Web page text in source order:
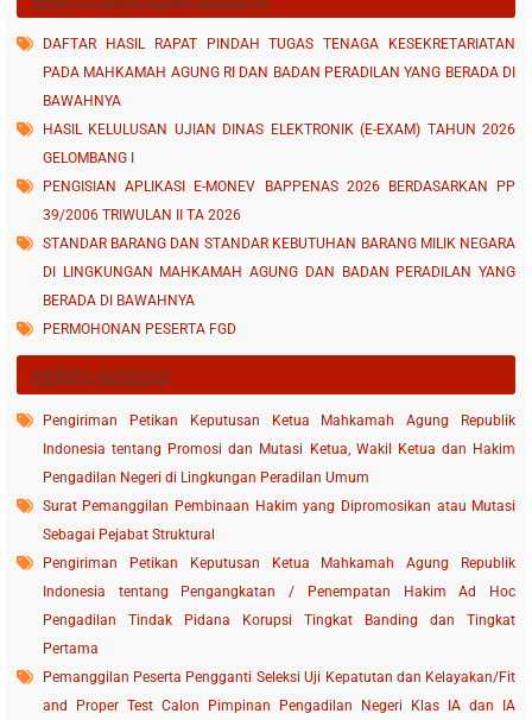
DAFTAR HASIL RAPAT PINDAH TUGAS TENAGA KESEKRETARIATAN
PADA MAHKAMAH AGUNG RI DAN BADAN PERADILAN YANG BERADA DI
BAWAHNYA
HASIL KELULUSAN UJIAN DINAS ELEKTRONIK (E-EXAM) TAHUN 2026
GELOMBANG I
PENGISIAN APLIKASI E-MONEV BAPPENAS 2026 BERDASARKAN PP
39/2006 TRIWULAN II TA 2026
STANDAR BARANG DAN STANDAR KEBUTUHAN BARANG MILIK NEGARA
DI LINGKUNGAN MAHKAMAH AGUNG DAN BADAN PERADILAN YANG
BERADA DI BAWAHNYA
PERMOHONAN PESERTA FGD
BERITA BADILUM
Pengiriman Petikan Keputusan Ketua Mahkamah Agung Republik
Indonesia tentang Promosi dan Mutasi Ketua, Wakil Ketua dan Hakim
Pengadilan Negeri di Lingkungan Peradilan Umum
Surat Pemanggilan Pembinaan Hakim yang Dipromosikan atau Mutasi
Sebagai Pejabat Struktural
Pengiriman Petikan Keputusan Ketua Mahkamah Agung Republik
Indonesia tentang Pengangkatan / Penempatan Hakim Ad Hoc
Pengadilan Tindak Pidana Korupsi Tingkat Banding dan Tingkat
Pertama
Pemanggilan Peserta Pengganti Seleksi Uji Kepatutan dan Kelayakan/Fit
and Proper Test Calon Pimpinan Pengadilan Negeri Klas IA dan IA